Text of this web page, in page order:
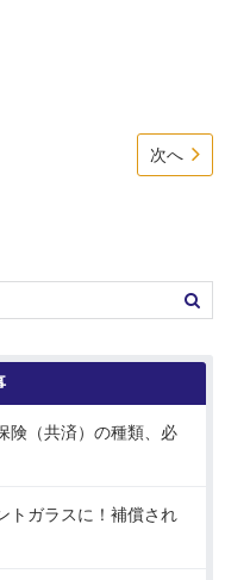
次へ
険（共済）の種類、必
トガラスに！補償され